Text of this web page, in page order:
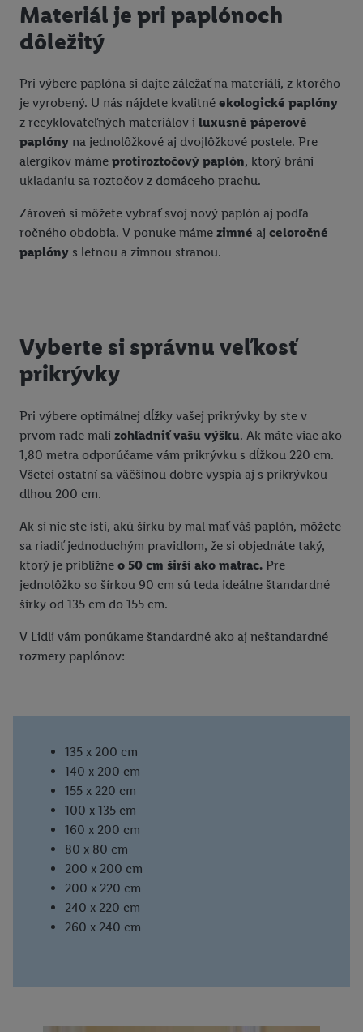
Materiál je pri paplónoch
dôležitý
Pri výbere paplóna si dajte záležať na materiáli, z ktorého
je vyrobený. U nás nájdete kvalitné ekologické paplóny
z recyklovateľných materiálov i luxusné páperové
paplóny na jednolôžkové aj dvojlôžkové postele. Pre
alergikov máme protiroztočový paplón, ktorý bráni
ukladaniu sa roztočov z domáceho prachu.
Zároveň si môžete vybrať svoj nový paplón aj podľa
ročného obdobia. V ponuke máme zimné aj celoročné
paplóny s letnou a zimnou stranou.
Vyberte si správnu veľkosť
prikrývky
Pri výbere optimálnej dĺžky vašej prikrývky by ste v
prvom rade mali zohľadniť vašu výšku. Ak máte viac ako
1,80 metra odporúčame vám prikrývku s dĺžkou 220 cm.
Všetci ostatní sa väčšinou dobre vyspia aj s prikrývkou
dlhou 200 cm.
Ak si nie ste istí, akú šírku by mal mať váš paplón, môžete
sa riadiť jednoduchým pravidlom, že si objednáte taký,
ktorý je približne o 50 cm širší ako matrac. Pre
jednolôžko so šírkou 90 cm sú teda ideálne štandardné
šírky od 135 cm do 155 cm.
V Lidli vám ponúkame štandardné ako aj neštandardné
rozmery paplónov:
135 x 200 cm
140 x 200 cm
155 x 220 cm
100 x 135 cm
160 x 200 cm
80 x 80 cm
200 x 200 cm
200 x 220 cm
240 x 220 cm
260 x 240 cm